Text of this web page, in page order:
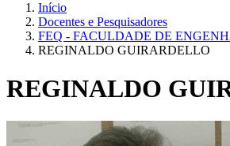
Início
Docentes e Pesquisadores
FEQ - FACULDADE DE
REGINALDO GUIRARDELLO
REGINALDO